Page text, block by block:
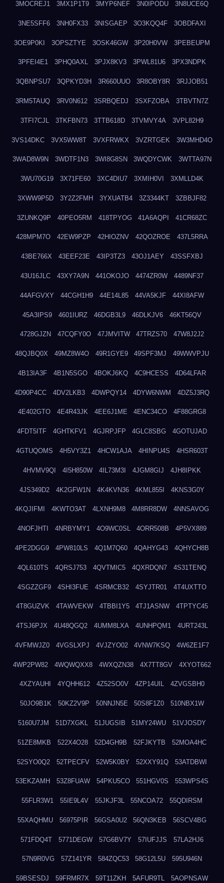
3MOCREJ1 3MX1P1T9 3MYP6NEF 3N0IPODU 3N8UCE6Q
3NE5SFF6 3NH0FX33 3NISGAEP 3O3KQQ4F 3OBDFAXI
3OE9P0KI 3OPSZTYE 3OSK46GW 3P20H0VW 3PEBEUPM
3PFEI4E1 3PHQ0AXL 3PJX8KV3 3PWL81U6 3PX3NDPK
3QBNPSU7 3QPKYD3H 3R660UUO 3R8OBY8R 3RJJOB51
3RM5TAUQ 3RV0N612 3SRBQEDJ 3SXFZOBA 3TBVTN7Z
3TFI7CJL 3TKFBN73 3TTB618D 3TVMVY4A 3VPL82H9
3VS14DKC 3VX5WW8T 3VXFRWKX 3VZRTGEK 3W3MHD4O
3WAD8W9N 3WDTF1N3 3WI8G8SN 3WQDYCWK 3WTTA97N
3WU70G19 3X71FE60 3XC4DIU7 3XMIH0VI 3XMLLD4K
3XWW9P5D 3Y2Z2FMH 3YXUATB4 3Z3344KT 3ZBBJF82
3ZUNKQ9P 40PEO5RM 418TPYOG 41A6AQPI 41CR68ZC
428MPM7O 42EW9PZP 42HIOZNV 42QOZROE 437L5RRA
43BE766X 43EEF23E 43IP3TZ3 43OJ1AEY 43SSFXBJ
43U16JLC 43XY7A9N 441OKOJO 4474ZR0W 4489NF37
44AFGVXY 44CGH1H9 44E14L85 44VA5KJF 44XI8AFW
45A3IPS9 4601IURZ 46DGB3L9 46DLKJV6 46KT56QV
4728GJZN 47CQFY0O 47JMVITW 47TRZS70 47W8J2J2
48QJBQ0X 49MZ8W4O 49R1GYE9 49SPF3MJ 49WWVPJU
4B13IA3F 4B1N5SGO 4BOKJ6KQ 4C9HCESS 4D64LFAR
4D90P4CC 4DV2LKB3 4DWPQY14 4DYW6NWM 4DZ5J3RQ
4E402GTO 4E4R43JK 4EE6J1ME 4ENC34CO 4F88GRG8
4FDT5ITF 4GHTKFV1 4GJRPJFP 4GLC8SBG 4GOTUJAD
4GTUQOMS 4H5VY3Z1 4HCW1AJA 4HINPU4S 4HSR603T
4HVMV9QI 4I5H850W 4IL73M3I 4JGM8GIJ 4JH8IPKK
4JS349D2 4K2GFW1N 4K4KVN36 4KML855I 4KNS3G0Y
4KQJIFMI 4KWTO3AT 4LXNH9M8 4M8RR8DW 4NNSAVOG
4NOFJHTI 4NRBYMY1 4O9WC0SL 4ORR508B 4P5VX889
4PE2DGG9 4PW810LS 4Q1M7Q60 4QAHYG43 4QHYCH8B
4QL610TS 4QRSJ753 4QVTMIC5 4QXRDQN7 4S31TENQ
4SGZZGF9 4SHI3FUE 4SRMCB32 4SYJTR01 4T4UXTTO
4T8GUZVK 4TAWVEKW 4TBBI1Y5 4TJ1ASNW 4TPTYC45
4TSJ6PJX 4U48QGQ2 4UMM8LXA 4UNHPQM1 4URT243L
4VFMWJZ0 4VGSLXPJ 4VJZYO02 4VNW7KSQ 4W6ZE1F7
4WP2PW82 4WQWQXX8 4WXQZN38 4X7TT8GV 4XYOT662
4XZYAUHI 4YQHH612 4Z52SO0V 4ZP14UIL 4ZVGSBH0
50JO9B1K 50KZ2V9P 50NNJN5E 50S8F1Z0 510NBX1W
5160U7JM 51D7XGKL 51JUGSIB 51MY24WU 51VJOSDY
51ZE8MKB 522X4O28 52D4GH9B 52FJKYTB 52MOA4HC
52SYO0Q2 52TPECFV 52W5K0BY 52XXY91Q 53ATDBWI
53EKZAMH 53Z8FUAW 54PKU5CO 551HGV0S 553WPS4S
55FLR3W1 55IE9L4V 55JKJF3L 55NCOA72 55QDIRSM
55XAQHMU 56975PIR 56GSA0U2 56QN3KEB 56SCV4BG
571FDQ4T 5771DEGW 57G6BV7Y 57IUFJJS 57LA2HJ6
57N9R0VG 57Z141YR 584ZQC53 58G12L5U 595U946N
59BSESDJ 59FRMR7X 59T11ZKH 5AFUR9TL 5AOPNSAW